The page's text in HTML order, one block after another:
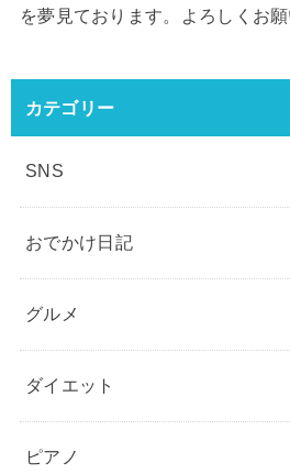
を夢見ております。よろしくお願
カテゴリー
SNS
おでかけ日記
グルメ
ダイエット
ピアノ